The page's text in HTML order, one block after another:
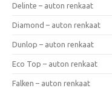
Delinte – auton renkaat
Diamond – auton renkaat
Dunlop – auton renkaat
Eco Top – auton renkaat
Falken – auton renkaat